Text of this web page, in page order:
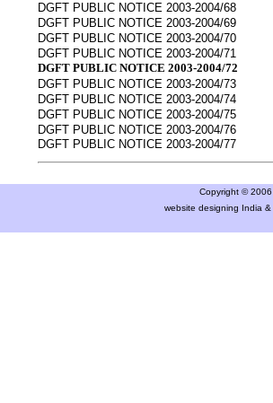
DGFT PUBLIC NOTICE 2003-2004/68
DGFT PUBLIC NOTICE 2003-2004/69
DGFT PUBLIC NOTICE 2003-2004/70
DGFT PUBLIC NOTICE 2003-2004/71
DGFT PUBLIC NOTICE 2003-2004/72
DGFT PUBLIC NOTICE 2003-2004/73
DGFT PUBLIC NOTICE 2003-2004/74
DGFT PUBLIC NOTICE 2003-2004/75
DGFT PUBLIC NOTICE 2003-2004/76
DGFT PUBLIC NOTICE 2003-2004/77
Copyright ©
website designing India